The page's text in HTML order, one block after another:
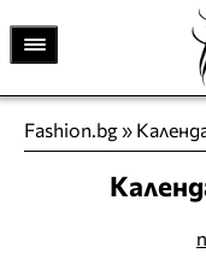
Fashion.bg»